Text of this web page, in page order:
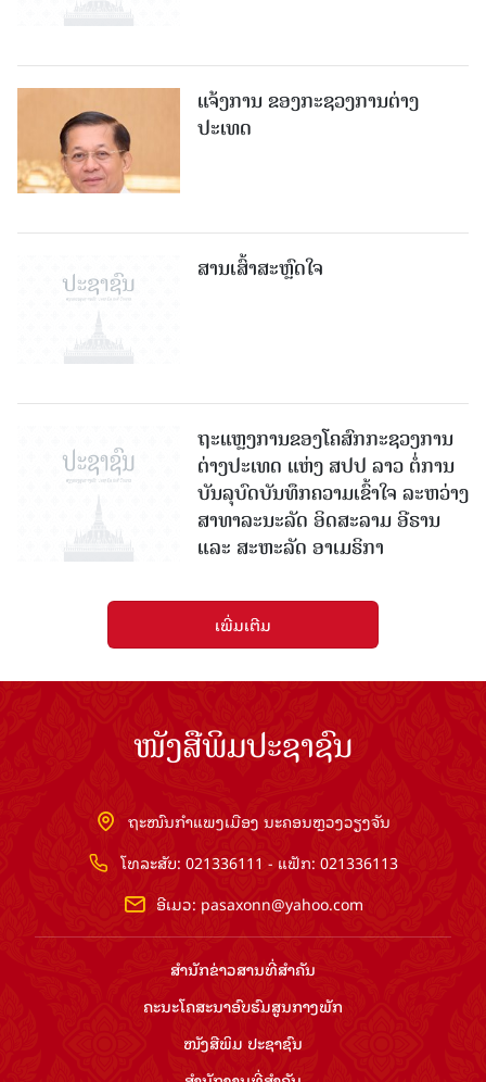
ແຈ້ງການ ຂອງກະຊວງການຕ່າງ
ປະເທດ
ສານເສົ້າສະຫຼົດໃຈ
ຖະແຫຼງການຂອງໂຄສົກກະຊວງການ
ຕ່າງປະເທດ ແຫ່ງ ສປປ ລາວ ຕໍ່ການ
ບັນລຸບົດບັນທຶກຄວາມເຂົ້າໃຈ ລະຫວ່າງ
ສາທາລະນະລັດ ອິດສະລາມ ອີຣານ
ແລະ ສະຫະລັດ ອາເມຣິກາ
ເພີ່ມເຕີມ
ໜັງສືພິມປະຊາຊົນ
ຖະໜົນກຳແພງເມືອງ ນະຄອນຫຼວງວຽງຈັນ
ໂທລະສັບ: 021336111 - ແຟັກ: 021336113
ອີເມວ: pasaxonn@yahoo.com
ສຳ​ນັກ​ຂ່າວ​ສານ​ທີ່​ສຳ​ຄັນ​
ຄະນະໂຄສະນາອົບຮົມ​ສູນ​ກາງ​ພັກ
ໜັງສືພິມ ປະ​ຊາ​ຊົນ